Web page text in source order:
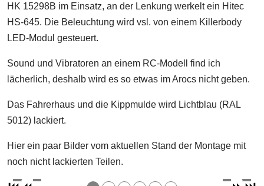
HK 15298B im Einsatz, an der Lenkung werkelt ein Hitec
HS-645. Die Beleuchtung wird vsl. von einem Killerbody
LED-Modul gesteuert.
Sound und Vibratoren an einem RC-Modell find ich
lächerlich, deshalb wird es so etwas im Arocs nicht geben.
Das Fahrerhaus und die Kippmulde wird Lichtblau (RAL
5012) lackiert.
Hier ein paar Bilder vom aktuellen Stand der Montage mit
noch nicht lackierten Teilen.